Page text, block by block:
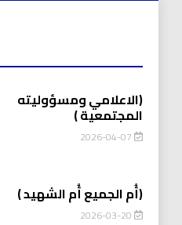
(الاعلامي ومسؤوليته
المجتمعية )
2026-04-07
(أُم الجميع أُم الشهيد )
2026-03-20